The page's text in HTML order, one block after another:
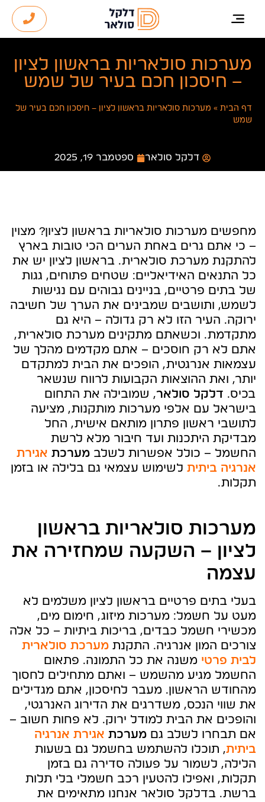
מערכות סולאריות בראשון לציון
– חיסכון חכם בעיר של שמש
דף הבית » מערכות סולאריות בראשון לציון – חיסכון חכם בעיר של
שמש
דלקל סולאר ספטמבר 19, 2025
מחפשים מערכות סולאריות בראשון לציון? מצוין
– כי אתם גרים באחת הערים הכי טובות בארץ
להתקנת מערכת סולארית. בראשון לציון יש את
כל התנאים האידיאליים: שטחים פתוחים, גגות
של בתים פרטיים, בניינים גבוהים עם נגישות
לשמש, ותושבים שמבינים את הערך של חשיבה
ירוקה. העיר הזו לא רק גדולה – היא גם
מתקדמת. וכשאתם מתקינים מערכת סולארית,
אתם לא רק חוסכים – אתם מקדמים מהלך של
עצמאות אנרגטית, הופכים את הבית למתקדם
יותר, ואת ההוצאות הקבועות לרווח שנשאר
בכיס. דלקל סולאר, שמובילה את התחום
בישראל עם אלפי מערכות מותקנות, מציעה
לתושבי ראשון פתרון מותאם אישית, החל
מבדיקת היתכנות ועד חיבור מלא לרשת
החשמל – כולל אפשרות לשלב מערכת אגירת
אנרגיה ביתית לשימוש עצמאי גם בלילה או בזמן
תקלות.
מערכות סולאריות בראשון
לציון – השקעה שמחזירה את
עצמה
בעלי בתים פרטיים בראשון לציון משלמים לא
מעט על חשמל: מערכות מיזוג, חימום מים,
מכשירי חשמל כבדים, בריכות ביתיות – כל אלה
צורכים המון אנרגיה. התקנת מערכת סולארית
לבית פרטי משנה את כל התמונה. פתאום
החשמל מגיע מהשמש – ואתם מתחילים לחסוך
מהחודש הראשון. מעבר לחיסכון, אתם מגדילים
את שווי הנכס, משדרגים את הדירוג האנרגטי,
והופכים את הבית למודל ירוק. לא פחות חשוב –
אם תבחרו לשלב גם מערכת אגירת אנרגיה
ביתית, תוכלו להשתמש בחשמל גם בשעות
הלילה, לשמור על פעולה סדירה גם בזמן
תקלות, ואפילו להטעין רכב חשמלי בלי תלות
ברשת. בדלקל סולאר אנחנו מתאימים את